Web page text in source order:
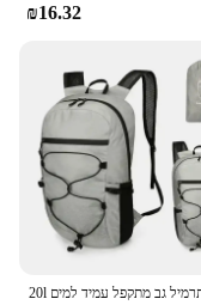
₪16.32